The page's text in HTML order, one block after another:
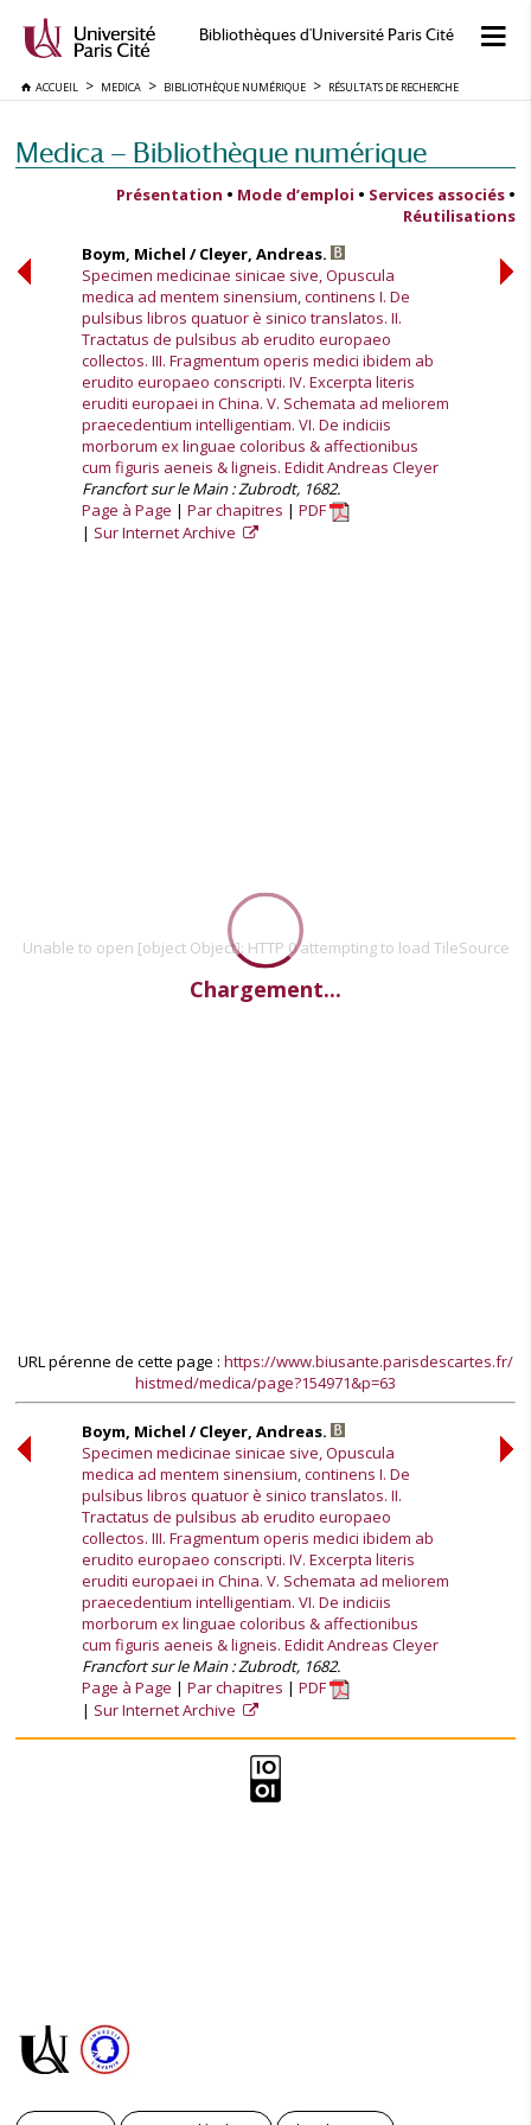
Bibliothèques d'Université Paris Cité
ACCUEIL MEDICA BIBLIOTHÈQUE NUMÉRIQUE RÉSULTATS DE RECHERCHE
Medica — Bibliothèque numérique
Présentation • Mode d’emploi • Services associés •
Réutilisations
Boym, Michel / Cleyer, Andreas.
Specimen medicinae sinicae sive, Opuscula
medica ad mentem sinensium, continens I. De
pulsibus libros quatuor è sinico translatos. II.
Tractatus de pulsibus ab erudito europaeo
collectos. III. Fragmentum operis medici ibidem ab
erudito europaeo conscripti. IV. Excerpta literis
eruditi europaei in China. V. Schemata ad meliorem
praecedentium intelligentiam. VI. De indiciis
morborum ex linguae coloribus & affectionibus
cum figuris aeneis & ligneis. Edidit Andreas Cleyer
Francfort sur le Main : Zubrodt, 1682.
Page à Page
Par chapitres
PDF
Sur Internet Archive
Unable to open [object Object]: HTTP 0 attempting to load TileSource
Chargement...
URL pérenne de cette page : https://www.biusante.parisdescartes.fr/
histmed/medica/page?154971&p=63
Boym, Michel / Cleyer, Andreas.
Specimen medicinae sinicae sive, Opuscula
medica ad mentem sinensium, continens I. De
pulsibus libros quatuor è sinico translatos. II.
Tractatus de pulsibus ab erudito europaeo
collectos. III. Fragmentum operis medici ibidem ab
erudito europaeo conscripti. IV. Excerpta literis
eruditi europaei in China. V. Schemata ad meliorem
praecedentium intelligentiam. VI. De indiciis
morborum ex linguae coloribus & affectionibus
cum figuris aeneis & ligneis. Edidit Andreas Cleyer
Francfort sur le Main : Zubrodt, 1682.
Page à Page
Par chapitres
PDF
Sur Internet Archive